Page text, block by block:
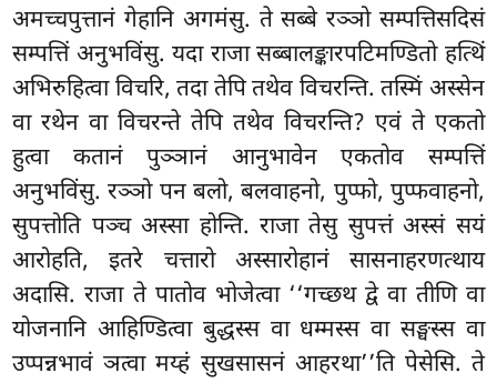
अमच्चपुत्तानं गेहानि अगमंसु. ते सब्बे रञ्ञो सम्पत्तिसदिसं
सम्पत्तिं अनुभविंसु. यदा राजा सब्बालङ्कारपटिमण्डितो हत्थिं
अभिरुहित्वा विचरि, तदा तेपि तथेव विचरन्ति. तस्मिं अस्सेन
वा रथेन वा विचरन्ते तेपि तथेव विचरन्ति? एवं ते एकतो
हुत्वा कतानं पुञ्ञानं आनुभावेन एकतोव सम्पत्तिं
अनुभविंसु. रञ्ञो पन बलो, बलवाहनो, पुप्फो, पुप्फवाहनो,
सुपत्तोति पञ्च अस्सा होन्ति. राजा तेसु सुपत्तं अस्सं सयं
आरोहति, इतरे चत्तारो अस्सारोहानं सासनाहरणत्थाय
अदासि. राजा ते पातोव भोजेत्वा ‘‘गच्छथद्वे वा तीणि वा
योजनानि आहिण्डित्वा बुद्धस्स वा धम्मस्स वा सङ्घस्स वा
उप्पन्नभावं ञत्वा मय्हं सुखसासनं आहरथा’’ति पेसेसि. ते